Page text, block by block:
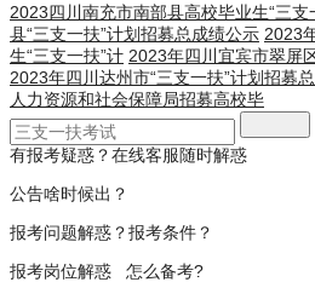
2023四川南充市南部县高校毕业生“三支
县“三支一扶”计划招募总成绩公示 2023
生“三支一扶”计 2023年四川宜宾市翠屏
2023年四川达州市“三支一扶”计划招募
人力资源和社会保障局招募高校毕
有报考疑惑？在线客服随时解惑
公告啥时候出？
报考问题解惑？报考条件？
报考岗位解惑 怎么备考?